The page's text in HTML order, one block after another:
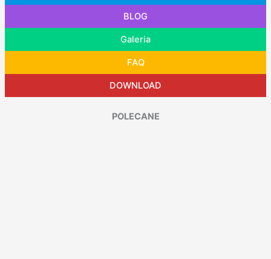
BLOG
Galeria
FAQ
DOWNLOAD
POLECANE